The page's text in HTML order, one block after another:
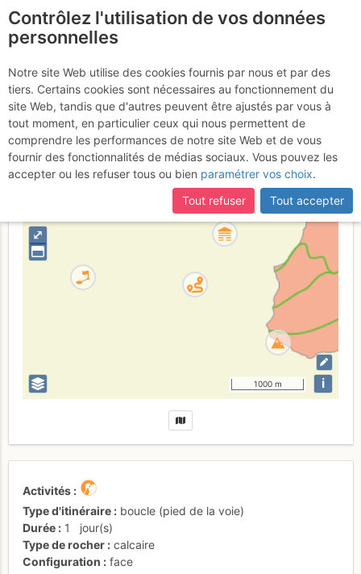
Petite Dent de
Morcles : Oceana
Suisse Vaud Alpes Vaudoises
⤢
1000 m i
Activités
Type d'itinéraire
boucle (pied de la voie)
Durée
1
jour(s)
Type de rocher
calcaire
Configuration
face
Contrôlez l'utilisation de vos données
personnelles
Notre site Web utilise des cookies fournis par nous et par des
tiers. Certains cookies sont nécessaires au fonctionnement du
site Web, tandis que d'autres peuvent être ajustés par vous à
tout moment, en particulier ceux qui nous permettent de
comprendre les performances de notre site Web et de vous
fournir des fonctionnalités de médias sociaux. Vous pouvez les
accepter ou les refuser tous ou bien paramétrer vos choix.
Tout refuser
Tout accepter